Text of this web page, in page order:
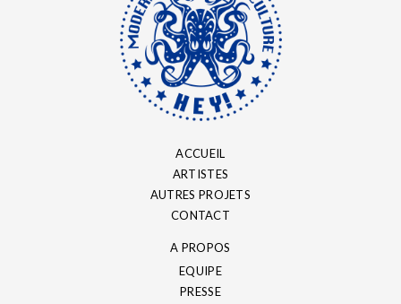
ACCUEIL
ARTISTES
AUTRES PROJETS
CONTACT
A PROPOS
EQUIPE
PRESSE